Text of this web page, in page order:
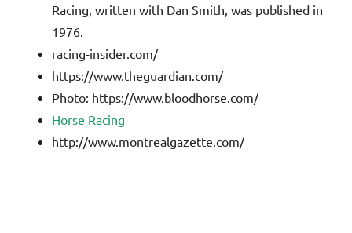
Racing, written with Dan Smith, was published in
1976.
racing-insider.com/
https://www.theguardian.com/
Photo: https://www.bloodhorse.com/
Horse Racing
http://www.montrealgazette.com/